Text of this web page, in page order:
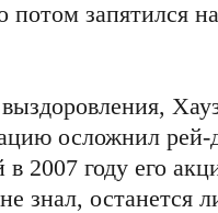
потом запятился
осложнил рей-
2007 году его
знал, останется